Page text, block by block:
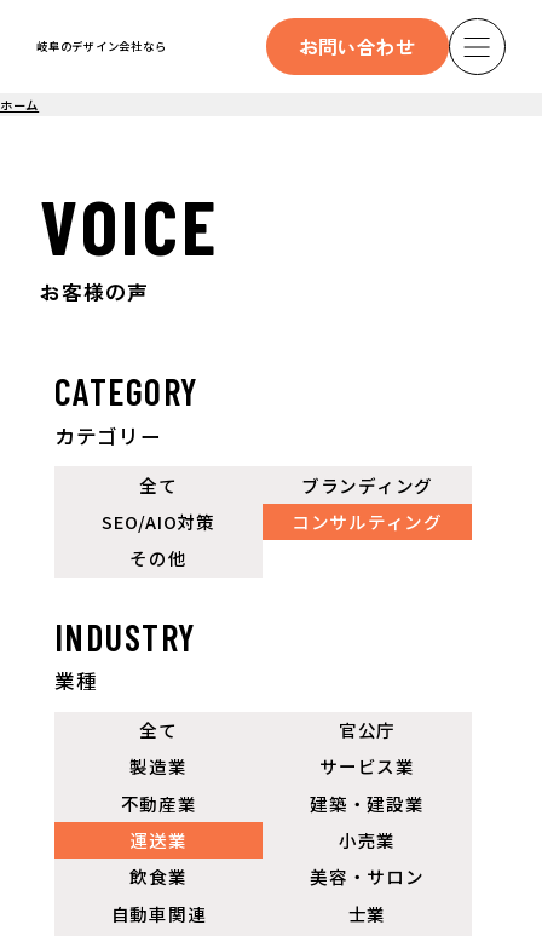
岐阜のデザイン会社なら お問い合わせ
ホーム
VOICE
お客様の声
CATEGORY
カテゴリー
全て
ブランディング
SEO/AIO対策
コンサルティング
その他
INDUSTRY
業種
全て
官公庁
製造業
サービス業
不動産業
建築・建設業
運送業
小売業
飲食業
美容・サロン
自動車関連
士業